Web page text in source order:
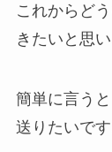
これからど
きたいと思い
簡単に言うと
送りたいです